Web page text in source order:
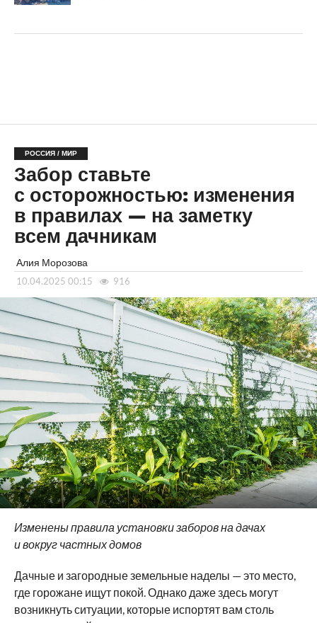
РОССИЯ / МИР
Забор ставьте
с осторожностью: изменения
в правилах — на заметку
всем дачникам
Алия Морозова
10.04.2025 00:15 916
Изменены правила установки заборов на дачах
и вокруг частных домов
Дачные и загородные земельные наделы — это место,
где горожане ищут покой. Однако даже здесь могут
возникнуть ситуации, которые испортят вам столь